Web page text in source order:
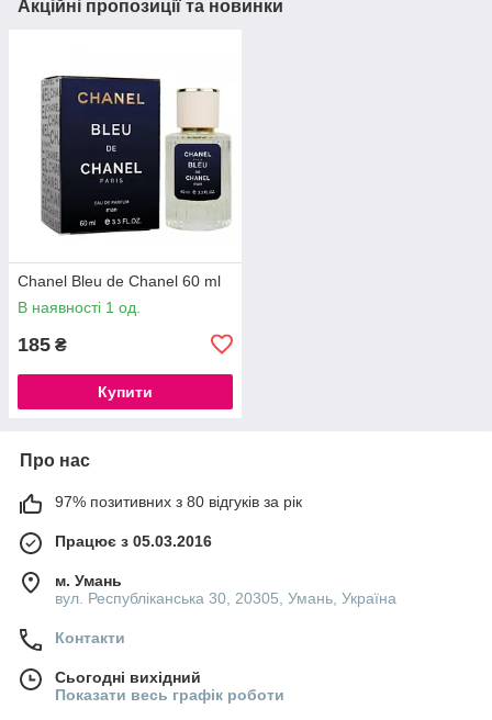
Акційні пропозиції та новинки
Chanel Bleu de Chanel 60 ml
В наявності 1 од.
185 ₴
Купити
Про нас
97% позитивних з 80 відгуків за рік
Працює з 05.03.2016
м. Умань
вул. Республіканська 30, 20305, Умань, Україна
Контакти
Сьогодні вихідний
Показати весь графік роботи